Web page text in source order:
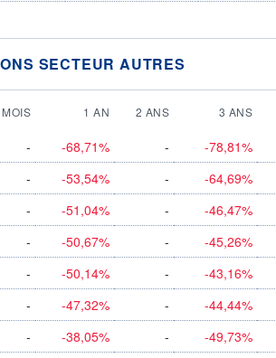
SECTEUR AUTRES
1 AN 2 ANS 3 ANS
- -68,71% - -78,81%
- -53,54% - -64,69%
- -51,04% - -46,47%
- -50,67% - -45,26%
- -50,14% - -43,16%
- -47,32% - -44,44%
- -38,05% - -49,73%